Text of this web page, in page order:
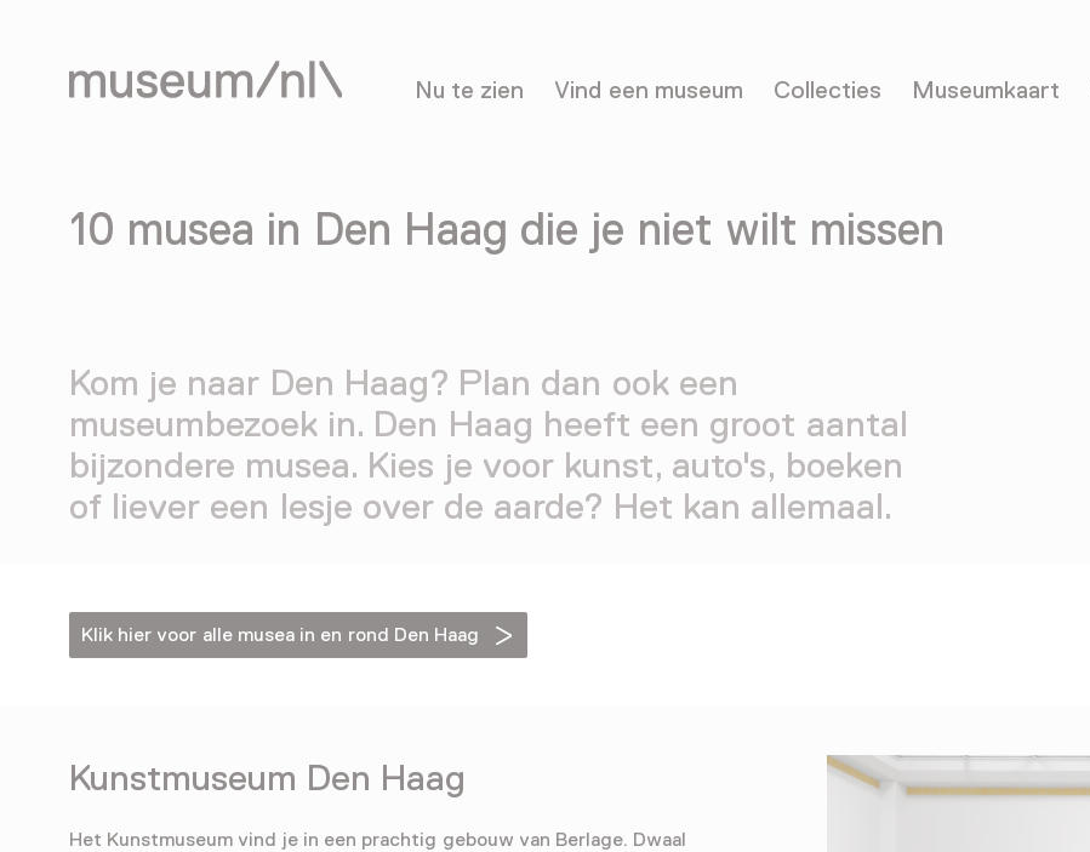
Nu te zien Vind een museum Collecties Museumkaart
10 musea in Den Haag die je niet wilt missen
Kom je naar Den Haag? Plan dan ook een
museumbezoek in. Den Haag heeft een groot aantal
bijzondere musea. Kies je voor kunst, auto's, boeken
of liever een lesje over de aarde? Het kan allemaal.
Klik hier voor alle musea in en rond Den Haag
Kunstmuseum Den Haag
Het Kunstmuseum vind je in een prachtig gebouw van Berlage. Dwaal